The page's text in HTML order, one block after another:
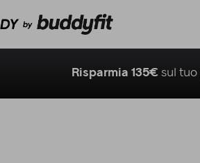
Risparmia 135€ sul tuo